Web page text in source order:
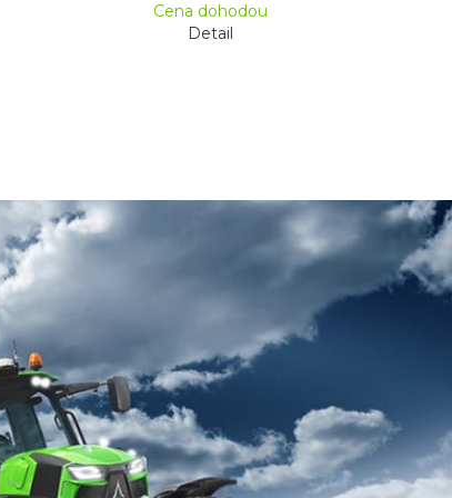
Cena dohodou
Detail